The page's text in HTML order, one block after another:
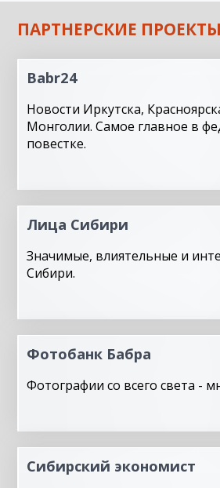
ПАРТНЕРСКИЕ ПРОЕКТЫ
Babr24
Новости Иркутска,
Монголии. Самое главное в
повестке.
Лица Сибири
Значимые, влиятельные и
Сибири.
Фотобанк Бабра
Фотографии со всего света -
Сибирский экономист